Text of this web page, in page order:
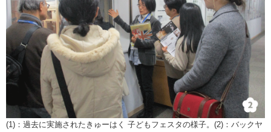
(1)：過去に実施されたきゅーはく 子どもフェスタの様子。(2)：バックヤ